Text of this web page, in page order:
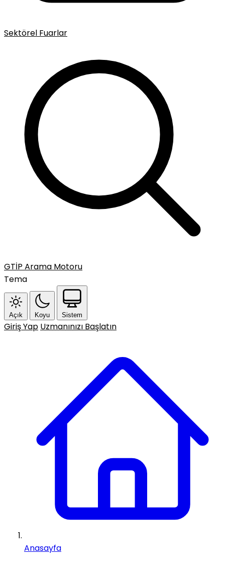
Sektörel Fuarlar
GTİP Arama Motoru
Tema
Açık Koyu Sistem
Giriş Yap Uzmanınızı Başlatın
Anasayfa